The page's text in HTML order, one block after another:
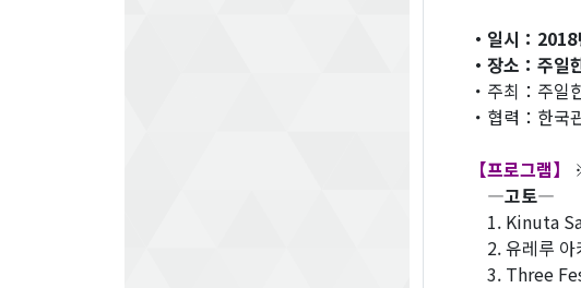
・일시：
・장소：주일
・주최：주일
・협력：한국
【프로그램】
―고토―
1. Kinuta
2. 유레루 아
3. Three